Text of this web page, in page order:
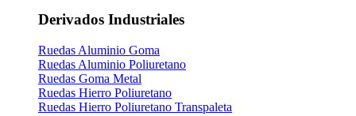
Derivados Industriales
Ruedas Aluminio Goma
Ruedas Aluminio Poliuretano
Ruedas Goma Metal
Ruedas Hierro Poliuretano
Ruedas Hierro Poliuretano Transpaleta